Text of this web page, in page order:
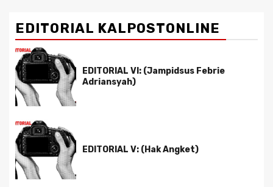
EDITORIAL KALPOSTONLINE
EDITORIAL VI: (Jampidsus Febrie
Adriansyah)
EDITORIAL V: (Hak Angket)